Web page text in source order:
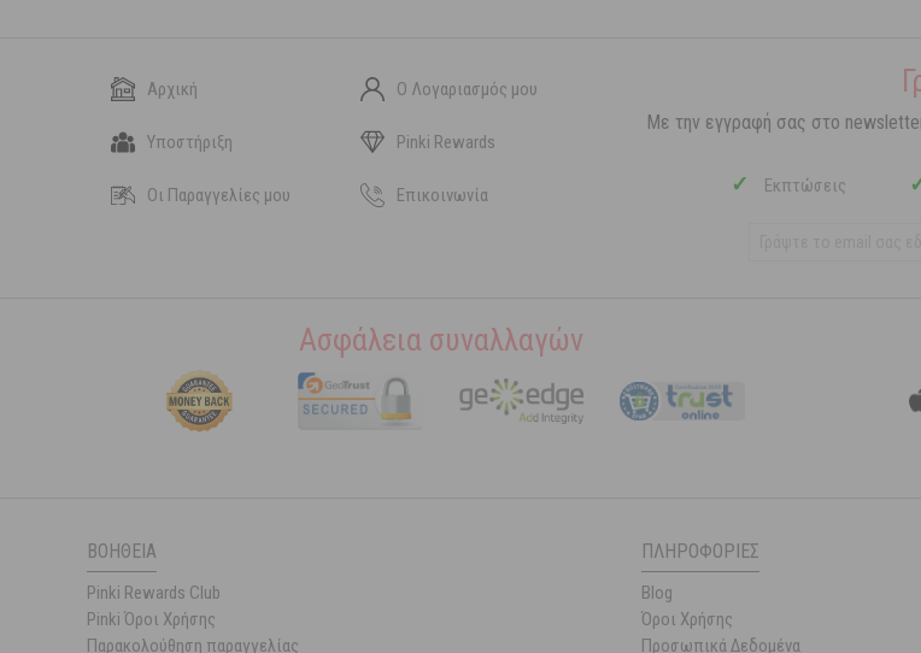
Αρχική Ο Λογαριασμός μου
Υποστήριξη Pinki Rewards
Οι Παραγγελίες μου Επικοινωνία
Με την εγγραφή σας στο
✓ Εκπτώσεις
Ασφάλεια συναλλαγών
ΒΟΉΘΕΙΑ
Pinki Rewards Club
Pinki Όροι Χρήσης
Παρακολούθηση παραγγελίας
ΠΛΗΡΟΦΟΡΊΕΣ
Blog
Όροι Χρήσης
Προσωπικά Δεδομένα